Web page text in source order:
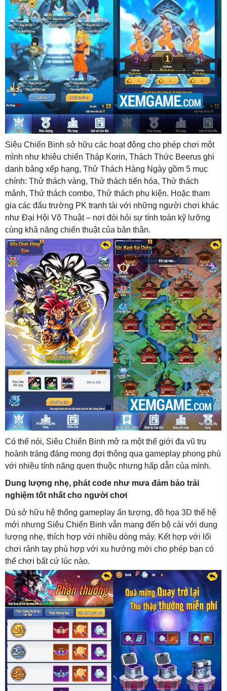
Siêu Chiến Binh sở hữu các hoạt động cho phép chơi một
mình như khiêu chiến Tháp Korin, Thách Thức Beerus ghi
danh bảng xếp hạng, Thử Thách Hàng Ngày gồm 5 mục
chính: Thử thách vàng, Thử thách tiến hóa, Thử thách
mảnh, Thử thách combo, Thử thách phụ kiện. Hoặc tham
gia các đấu trường PK tranh tài với những người chơi khác
như Đại Hội Võ Thuật – nơi đòi hỏi sự tính toán kỹ lưỡng
cùng khả năng chiến thuật của bản thân.
Có thể nói, Siêu Chiến Binh mở ra một thế giới đa vũ trụ
hoành tráng đáng mong đợi thông qua gameplay phong phú
với nhiều tính năng quen thuộc nhưng hấp dẫn của mình.
Dung lượng nhẹ, phát code như mưa đảm bảo trải
nghiệm tốt nhất cho người chơi
Dù sở hữu hệ thống gameplay ấn tượng, đồ họa 3D thế hệ
mới nhưng Siêu Chiến Binh vẫn mang đến bộ cài với dung
lượng nhẹ, thích hợp với nhiều dòng máy. Kết hợp với lối
chơi rảnh tay phù hợp với xu hướng mới cho phép bạn có
thể chơi bất cứ lúc nào.